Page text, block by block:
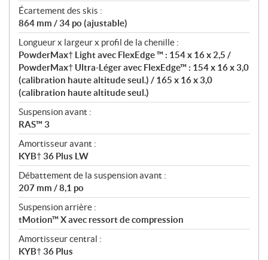
Écartement des skis :
864 mm / 34 po (ajustable)
Longueur x largeur x profil de la chenille :
PowderMax† Light avec FlexEdge ™ : 154 x 16 x 2,5 /
PowderMax† Ultra-Léger avec FlexEdge™ : 154 x 16 x 3,0
(calibration haute altitude seul.) / 165 x 16 x 3,0
(calibration haute altitude seul.)
Suspension avant :
RAS™ 3
Amortisseur avant :
KYB† 36 Plus LW
Débattement de la suspension avant :
207 mm / 8,1 po
Suspension arrière :
tMotion™ X avec ressort de compression
Amortisseur central :
KYB† 36 Plus